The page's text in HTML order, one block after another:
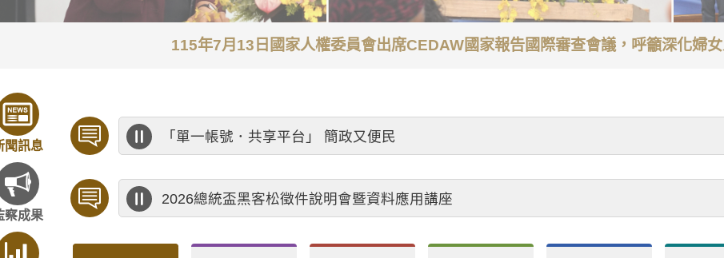
115年7月13日國家人權委員會出席CEDAW國家報告國際審查會議，呼籲深化婦
聞訊息
察成果
「單一帳號．共享平台」 簡政又便民
歡迎預約「臨櫃陳情」，陳情受理中心將優先排定人員與您接談，釐清案情爭點後收案
陳情受理中心於第七屆監察委員到任前受理陳情公告
2026總統盃黑客松徵件說明會暨資料應用講座